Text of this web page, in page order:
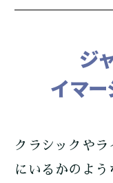
ジ
イマ
クラシックや
にいるかのよ